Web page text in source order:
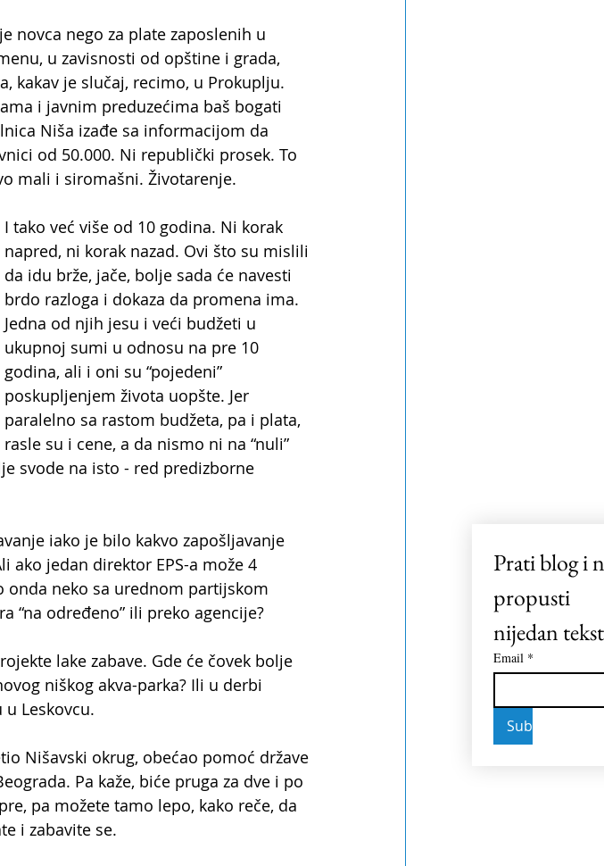
novca nego za plate zaposlenih u
u zavisnosti od opštine i grada,
kakav je slučaj, recimo, u Prokuplju.
i javnim preduzećima baš bogati
Niša izađe sa informacijom da
od 50.000. Ni republički prosek. To
mali i siromašni. Životarenje.
I tako već više od 10 godina. Ni korak
napred, ni korak nazad. Ovi što su mislili
da idu brže, jače, bolje sada će navesti
brdo razloga i dokaza da promena ima.
Jedna od njih jesu i veći budžeti u
ukupnoj sumi u odnosu na pre 10
godina, ali i oni su “pojedeni”
poskupljenjem života uopšte. Jer
paralelno sa rastom budžeta, pa i plata,
rasle su i cene, a da nismo ni na “nuli”
svode na isto - red predizborne
iako je bilo kakvo zapošljavanje
ako jedan direktor EPS-a može 4
onda neko sa urednom partijskom
“na određeno” ili preko agencije?
lake zabave. Gde će čovek bolje
niškog akva-parka? Ili u derbi
Leskovcu.
Nišavski okrug, obećao pomoć države
Pa kaže, biće pruga za dve i po
pa možete tamo lepo, kako reče, da
i zabavite se.
Prati blog i
propusti
nijedan tekst
Email *
Subscribe